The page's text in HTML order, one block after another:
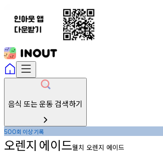
음식 또는 운동 검색하기
500회 이상기록
오렌지 에이드웰치 오렌지 에이드